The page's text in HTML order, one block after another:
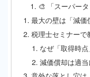
🎨 「スーパータ
最大の壁は「減価
税理士セミナーで
なぜ「取得時
減価償却は適